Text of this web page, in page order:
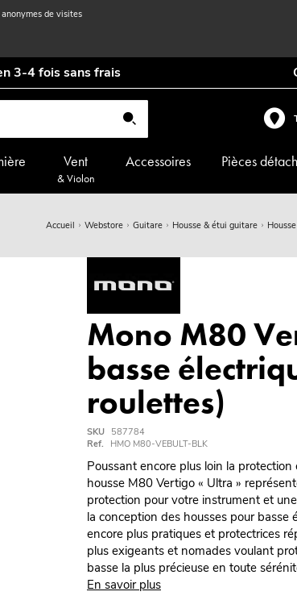
de visites
3-4 fois sans frais
Vent
& Violon
Accessoires Pièces
Accueil Webstore Guitare Housse & étui guitare
Mono M80
basse
roulettes)
SKU 587784
Ref.
HMO M80-VEBULT-BLK
Poussant encore plus loin la
housse M80 Vertigo « Ultra »
protection pour votre instrument et
la conception des housses pour
encore plus pratiques et protectrices
plus exigeants et nomades voulant
basse la plus précieuse en toute
En savoir plus